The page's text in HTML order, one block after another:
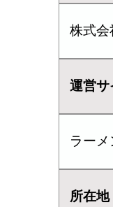
株式会
運営サ
ラーメ
所在地